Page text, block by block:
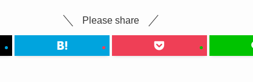
Please share